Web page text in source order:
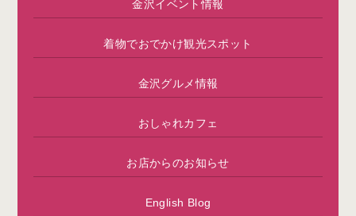
金沢イベント情報
着物でおでかけ観光スポット
金沢グルメ情報
おしゃれカフェ
お店からのお知らせ
English Blog